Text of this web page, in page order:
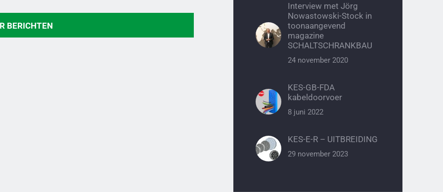
BERICHTEN
Interview met Jörg
Nowastowski-Stock in
toonaangevend
magazine
SCHALTSCHRANKBAU
24 november 2020
KES-GB-FDA
kabeldoorvoer
8 juni 2022
KES-E-R – UITBREIDING
29 november 2023